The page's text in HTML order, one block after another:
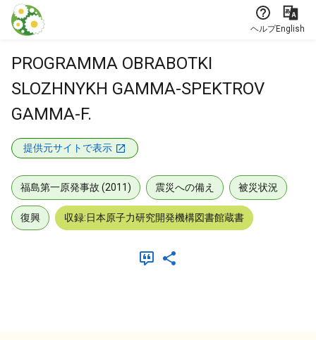
本文に飛ぶ
ヘルプEnglish
PROGRAMMA OBRABOTKI
SLOZHNYKH GAMMA-SPEKTROV
GAMMA-F.
提供元サイトで表示
福島第一原発事故 (2011) 震災への備え 被災状況
復興 収録:日本原子力研究開発機構図書館蔵書